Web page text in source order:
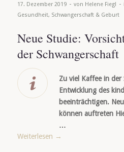
17. Dezember 2019 - von Helene Fiegl -
Gesundheit, Schwangerschaft & Geburt
Neue Studie:
der Schwangerschaft
Zu viel Kaffee in der
Entwicklung des
beeinträchtigen.
können auftreten
…
Weiterlesen →